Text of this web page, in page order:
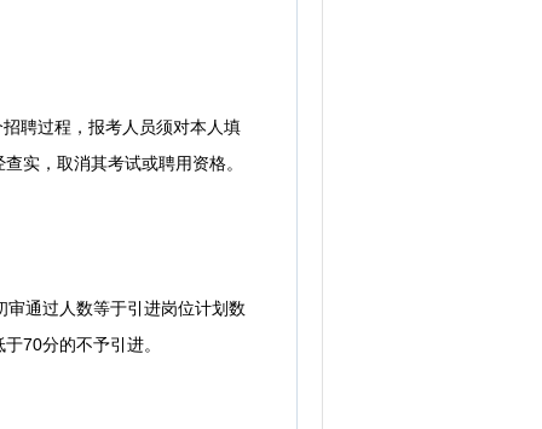
聘过程，报考人员须对本人填
实，取消其考试或聘用资格。
通过人数等于引进岗位计划数
70分的不予引进。